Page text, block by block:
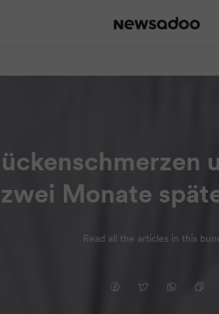
Monate
Read all the articles in this